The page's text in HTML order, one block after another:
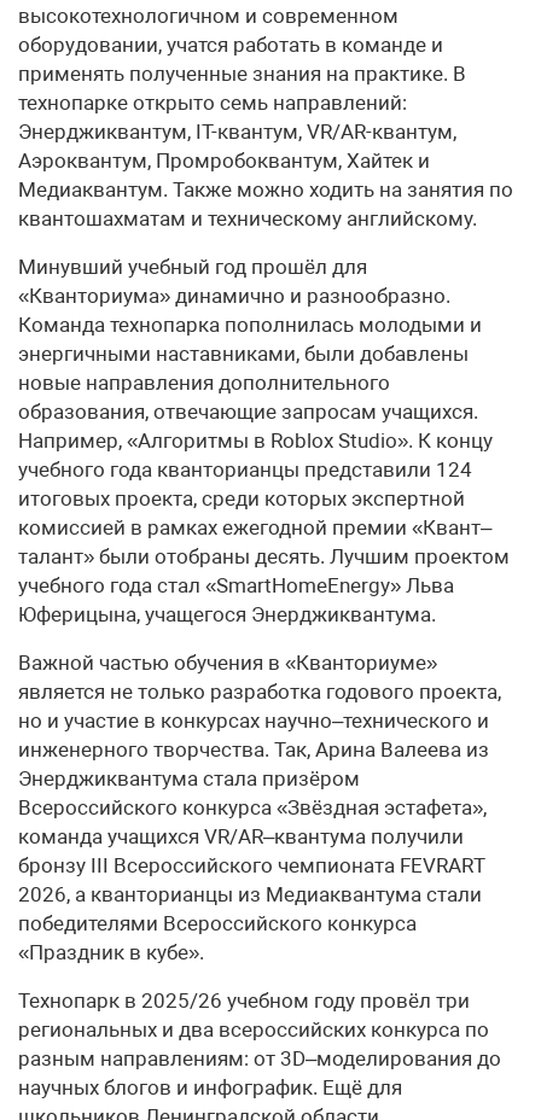
высокотехнологичном и современном
оборудовании, учатся работать в команде и
применять полученные знания на практике. В
технопарке открыто семь направлений:
Энерджиквантум, IT-квантум, VR/AR-квантум,
Аэроквантум, Промробоквантум, Хайтек и
Медиаквантум. Также можно ходить на занятия по
квантошахматам и техническому английскому.
Минувший учебный год прошёл для
«Кванториума» динамично и разнообразно.
Команда технопарка пополнилась молодыми и
энергичными наставниками, были добавлены
новые направления дополнительного
образования, отвечающие запросам учащихся.
Например, «Алгоритмы в Roblox Studio». К концу
учебного года кванторианцы представили 124
итоговых проекта, среди которых экспертной
комиссией в рамках ежегодной премии «Квант–
талант» были отобраны десять. Лучшим проектом
учебного года стал «SmartHomeEnergy» Льва
Юферицына, учащегося Энерджиквантума.
Важной частью обучения в «Кванториуме»
является не только разработка годового проекта,
но и участие в конкурсах научно–технического и
инженерного творчества. Так, Арина Валеева из
Энерджиквантума стала призёром
Всероссийского конкурса «Звёздная эстафета»,
команда учащихся VR/AR–квантума получили
бронзу III Всероссийского чемпионата FEVRART
2026, а кванторианцы из Медиаквантума стали
победителями Всероссийского конкурса
«Праздник в кубе».
Технопарк в 2025/26 учебном году провёл три
региональных и два всероссийских конкурса по
разным направлениям: от 3D–моделирования до
научных блогов и инфографик. Ещё для